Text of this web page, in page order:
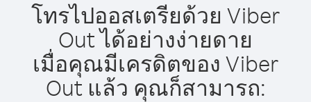
โทรไปออสเตรียด้วย Viber
Out ได้อย่างง่ายดาย
เมื่อคุณมีเครดิตของ Viber
Out แล้ว คุณก็สามารถ: